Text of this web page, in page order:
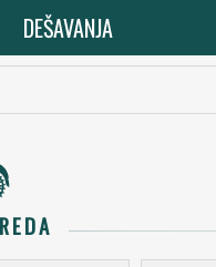
DEŠAVANJA